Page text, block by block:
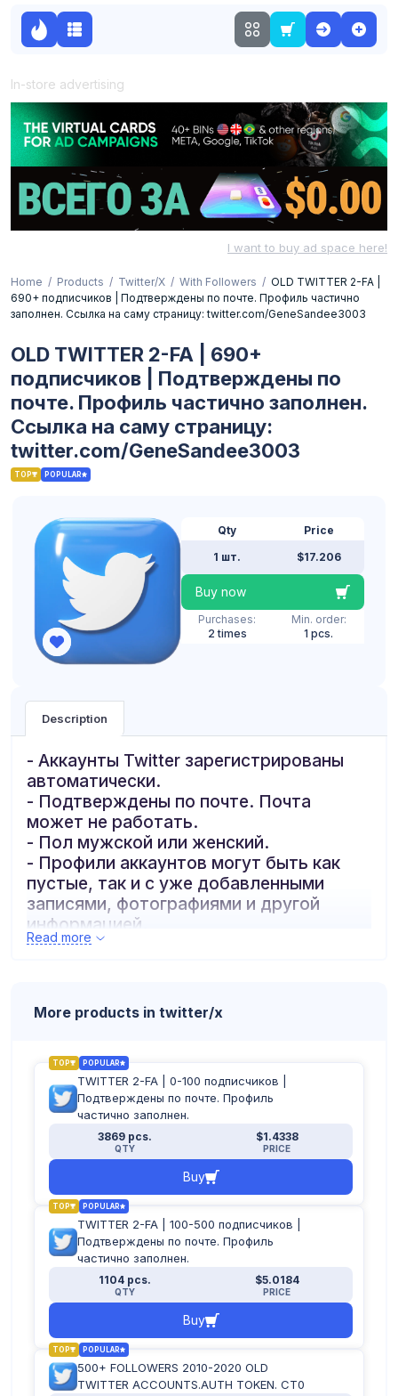
In-store advertising
I want to buy ad space here!
Home Products Twitter/X With Followers
OLD TWITTER 2-FA |
690+ подписчиков | Подтверждены по почте. Профиль частично
заполнен. Ссылка на саму страницу: twitter.com/GeneSandee3003
OLD TWITTER 2-FA | 690+
подписчиков | Подтверждены по
почте. Профиль частично заполнен.
Ссылка на саму страницу:
twitter.com/GeneSandee3003
TOP POPULAR
Qty
1 шт.
Price
$17.206
Buy now
Purchases:
2 times
Min. order:
1 pcs.
Description
- Аккаунты Twitter зарегистрированы
автоматически.
- Подтверждены по почте. Почта
может не работать.
- Пол мужской или женский.
- Профили аккаунтов могут быть как
пустые, так и с уже добавленными
записями, фотографиями и другой
информацией.
- Зарегистрированы с ip разных стран
логин:пароль:почта:пароль_почты:2-FA
ы:2-FA
Read more
More products in twitter/x
TOP POPULAR
TWITTER 2-FA | 0-100 подписчиков |
Подтверждены по почте. Профиль
частично заполнен.
3869 pcs.
QTY
$1.4338
PRICE
Buy
TOP POPULAR
TWITTER 2-FA | 100-500 подписчиков |
Подтверждены по почте. Профиль
частично заполнен.
1104 pcs.
QTY
$5.0184
PRICE
Buy
TOP POPULAR
500+ FOLLOWERS 2010-2020 OLD
TWITTER ACCOUNTS.AUTH TOKEN. CT0